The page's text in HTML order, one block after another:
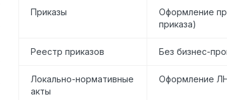
Приказы
Оформление
приказа)
Реестр приказов Без бизнес-
Локально-нормативные
акты
Оформление